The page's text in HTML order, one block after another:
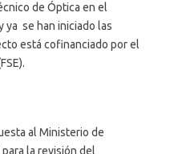
de Óptica en el
ya se han iniciado las
está cofinanciado por el
al Ministerio de
para la revisión del